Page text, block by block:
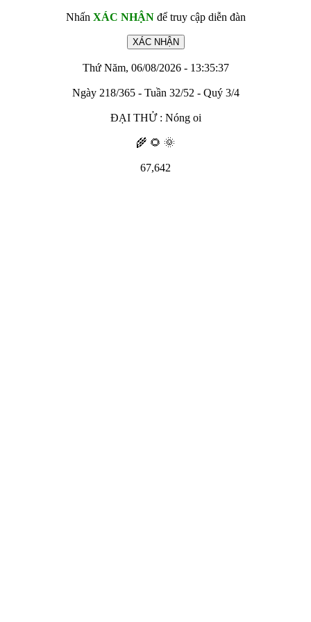
Nhấn XÁC NHẬNđể truy cập diễn đàn
Thứ Năm, 06/08/2026 - 13:35:37
Ngày 218/365 - Tuần 32/52 - Quý 3/4
ĐẠI THỬ : Nóng oi
🌾 🌻 🌞
67,642